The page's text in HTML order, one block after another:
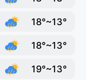
18°~13°
18°~13°
19°~13°